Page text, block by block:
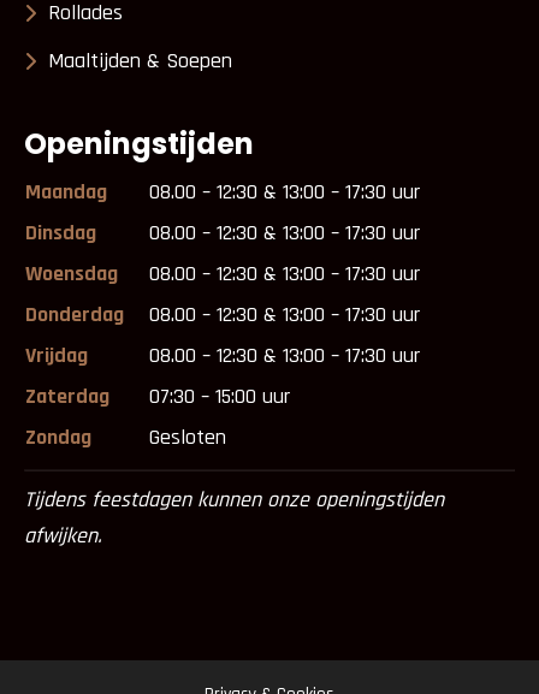
Rollades
Maaltijden & Soepen
Openingstijden
Maandag
08.00 – 12:30 & 13:00 – 17:30 uur
Dinsdag
08.00 – 12:30 & 13:00 – 17:30 uur
Woensdag
08.00 – 12:30 & 13:00 – 17:30 uur
Donderdag
08.00 – 12:30 & 13:00 – 17:30 uur
Vrijdag
08.00 – 12:30 & 13:00 – 17:30 uur
Zaterdag
07:30 – 15:00 uur
Zondag
Gesloten
Tijdens feestdagen kunnen onze openingstijden
afwijken.